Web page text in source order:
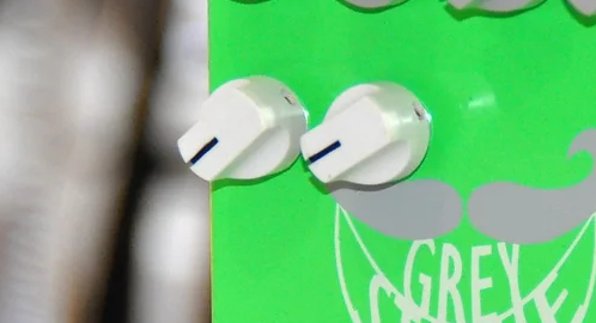
l’ergonomie du corps AZ – avec son talon sculpté – facilite réellement l’accès
aux aigus, un point sur lequel beaucoup de Strat traditionnelles restent en
Là où l’Ibanez AZ22S1F-TXB devient réellement impressionnante, c’est
lorsqu’on considère son prix. À ce niveau de tarif, il est rare de trouver une
guitare offrant à la fois un tel confort de jeu, une électronique aussi
polyvalente, des composants modernes comme les frettes inox et les
mécaniques locking, et une finition aussi flatteuse avec sa table en érable
flammé. Beaucoup de modèles concurrents nécessitent des upgrades rapides
pour atteindre ce niveau de prestation. Ici, rien ne semble manquer.
En résumé, l’Ibanez AZ22S1F-TXB n’est pas seulement une excellente guitare